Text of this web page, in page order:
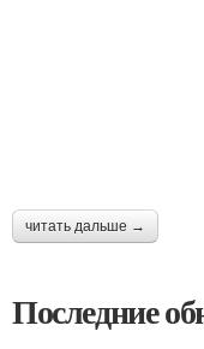
читать дальше →
Последние